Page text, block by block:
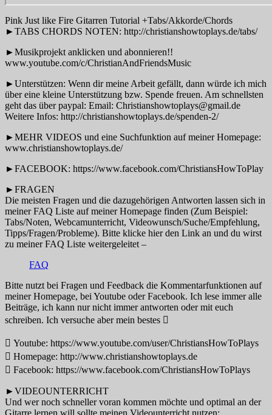
Pink Just like Fire Gitarren Tutorial +Tabs/Akkorde/Chords
►TABS CHORDS NOTEN: http://christianshowtoplays.de/tabs/
►Musikprojekt anklicken und abonnieren!!
www.youtube.com/c/ChristianAndFriendsMusic
►Unterstützen: Wenn dir meine Arbeit gefällt, dann würde ich mich
über eine kleine Unterstützung bzw. Spende freuen. Am schnellsten
geht das über paypal: Email: Christianshowtoplays@gmail.de
Weitere Infos: http://christianshowtoplays.de/spenden-2/
►MEHR VIDEOS und eine Suchfunktion auf meiner Homepage:
www.christianshowtoplays.de/
►FACEBOOK: https://www.facebook.com/ChristiansHowToPlay
►FRAGEN
Die meisten Fragen und die dazugehörigen Antworten lassen sich in
meiner FAQ Liste auf meiner Homepage finden (Zum Beispiel:
Tabs/Noten, Webcamunterricht, Videowunsch/Suche/Empfehlung,
Tipps/Fragen/Probleme). Bitte klicke hier den Link an und du wirst
zu meiner FAQ Liste weitergeleitet –
FAQ
Bitte nutzt bei Fragen und Feedback die Kommentarfunktionen auf
meiner Homepage, bei Youtube oder Facebook. Ich lese immer alle
Beiträge, ich kann nur nicht immer antworten oder mit euch
schreiben. Ich versuche aber mein bestes 
 Youtube: https://www.youtube.com/user/ChristiansHowToPlays
 Homepage: http://www.christianshowtoplays.de
 Facebook: https://www.facebook.com/ChristiansHowToPlays
►VIDEOUNTERRICHT
Und wer noch schneller voran kommen möchte und optimal an der
Gitarre lernen will sollte meinen Videounterricht nutzen: